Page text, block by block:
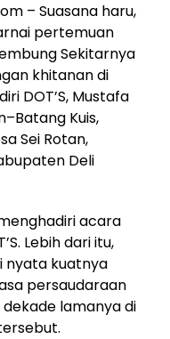
– Suasana haru,
pertemuan
Sekitarnya
khitanan di
DOT’S, Mustafa
Kuis,
Sei Rotan,
Deli
acara
Lebih dari itu,
nyata kuatnya
persaudaraan
lamanya di